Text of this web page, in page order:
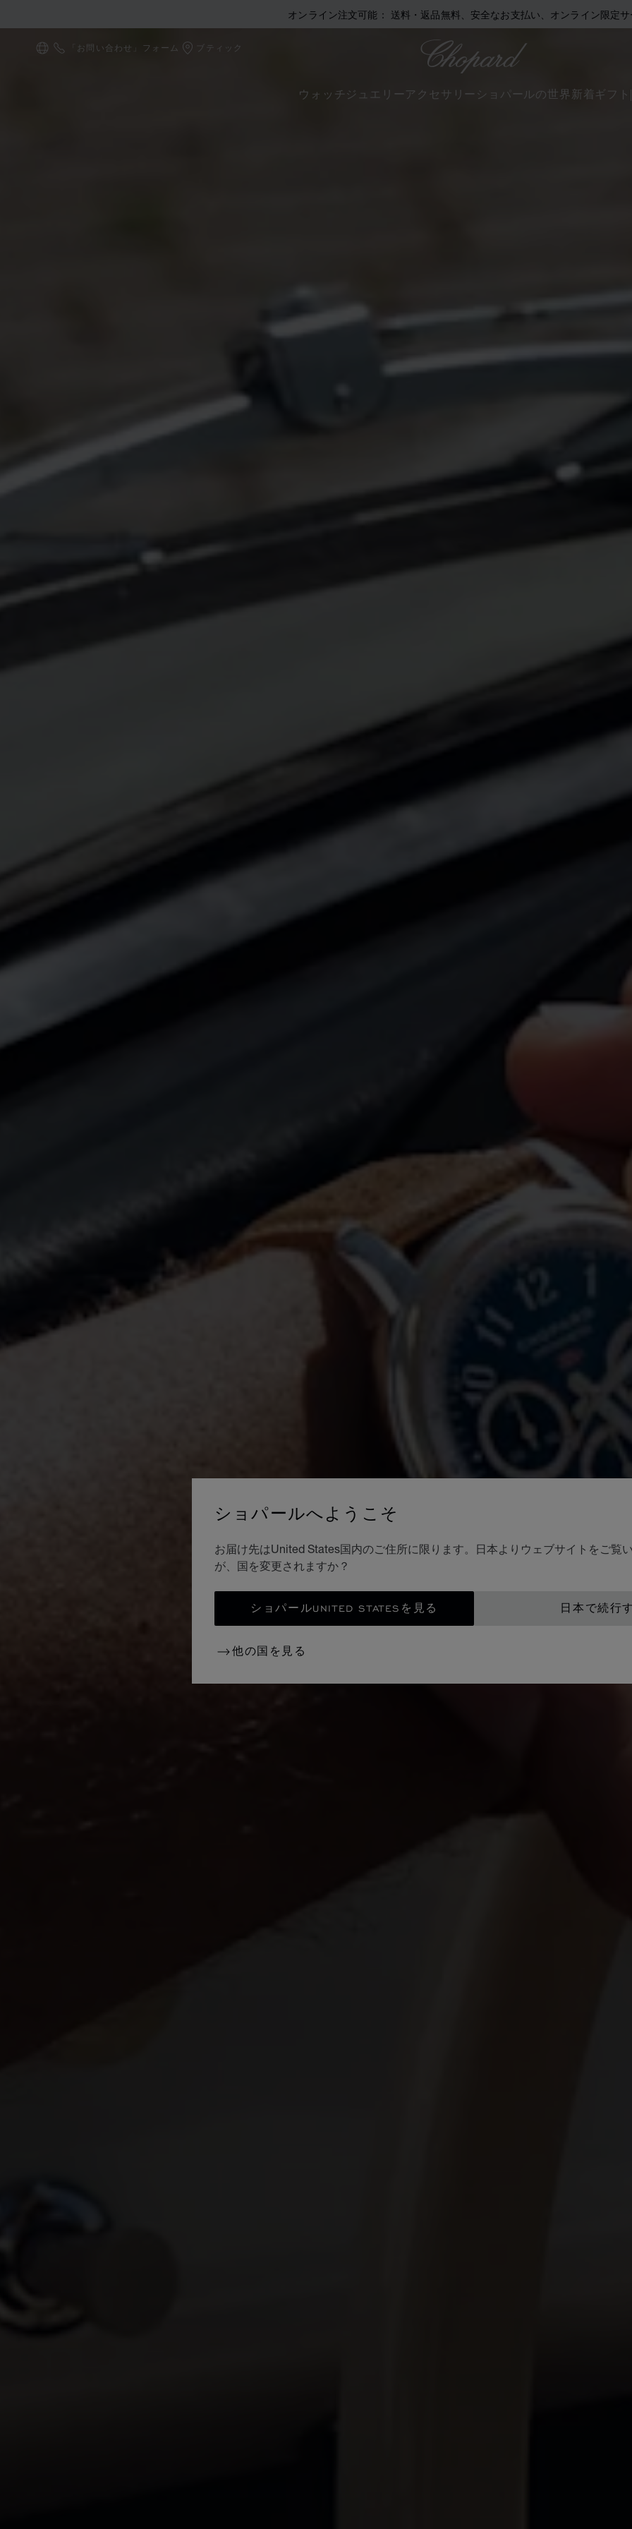
ショパールへようこそ
お届け先はUnited States国内のご住所に限ります。日本よりウェブサイトをご覧
が、国を変更されますか？
ショパールUNITED STATESを見る 日本で続行
他の国を見る
オンライン注文可能： 送料・返品無料、安全なお支払い、オンライン限定
ローカリゼーション (国の変更)
「お問い合わせ」フォーム ブティック
ウォッチ ジュエリー アクセサリー ショパールの世界新着 ギフト